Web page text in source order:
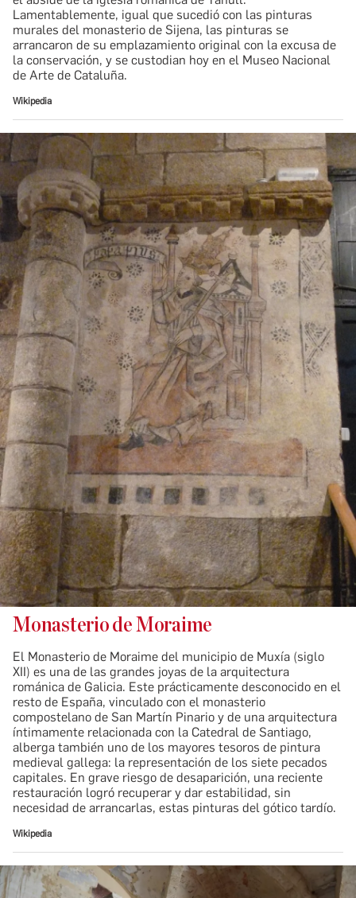
Lamentablemente, igual que sucedió con las pinturas
murales del monasterio de Sijena, las pinturas se
arrancaron de su emplazamiento original con la excusa de
la conservación, y se custodian hoy en el Museo Nacional
de Arte de Cataluña.
Wikipedia
Monasterio de Moraime
El Monasterio de Moraime del municipio de Muxía (siglo
XII) es una de las grandes joyas de la arquitectura
románica de Galicia. Este prácticamente desconocido en el
resto de España, vinculado con el monasterio
compostelano de San Martín Pinario y de una arquitectura
íntimamente relacionada con la Catedral de Santiago,
alberga también uno de los mayores tesoros de pintura
medieval gallega: la representación de los siete pecados
capitales. En grave riesgo de desaparición, una reciente
restauración logró recuperar y dar estabilidad, sin
necesidad de arrancarlas, estas pinturas del gótico tardío.
Wikipedia